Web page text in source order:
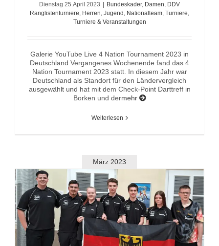
Dienstag 25.April 2023 Bundeskader, Damen, DDV
Ranglistenturniere, Herren, Jugend , Nationalteam, Turniere,
Turniere & Veranstaltungen
Galerie YouTube Live 4 Nation Tournament 2023 in
Deutschland Vergangenes Wochenende fand das 4
Nation Tournament 2023 statt. In diesem Jahr war
Deutschland als Standort für den Ländervergleich
ausgewählt und hat mit dem Check-Point Darttreff in
Borken und dermehr
Weiterlesen
März 2023